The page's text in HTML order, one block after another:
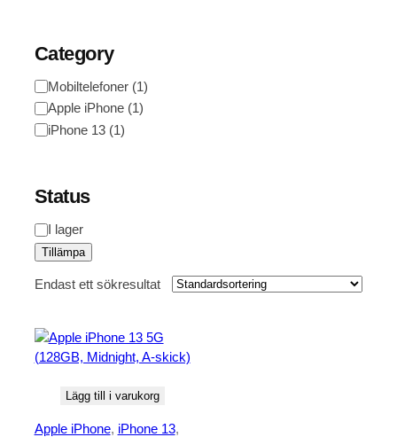
Category
Kategori
Mobiltelefoner (1)
Apple iPhone (1)
iPhone 13 (1)
Status
Tillgänglighet
I lager
Tillämpa
Endast ett sökresultat
Lägg till i varukorg
Apple iPhone, iPhone 13